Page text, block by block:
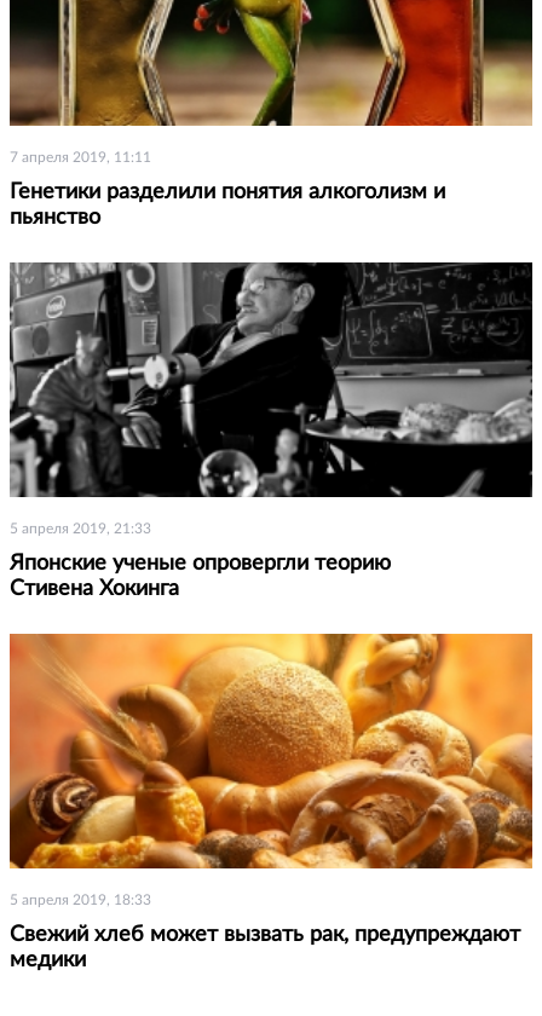
7 апреля 2019, 11:11
Генетики разделили понятия алкоголизм и
пьянство
5 апреля 2019, 21:33
Японские ученые опровергли теорию
Стивена Хокинга
5 апреля 2019, 18:33
Свежий хлеб может вызвать рак, предупреждают
медики